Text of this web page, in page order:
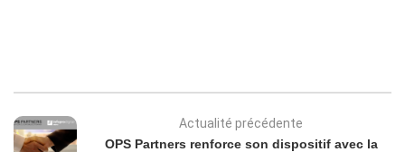
Actualité précédente
OPS Partners renforce son dispositif avec la